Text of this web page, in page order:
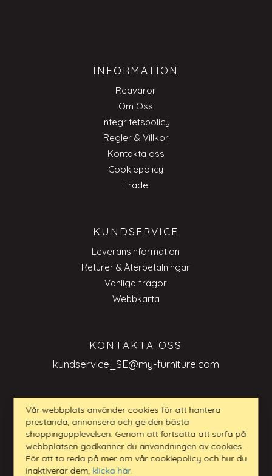
INFORMATION
Reavaror
Om Oss
Integritetspolicy
Regler & Villkor
Kontakta oss
Cookiepolicy
Trade
KUNDSERVICE
Leveransinformation
Returer & Återbetalningar
Vanliga frågor
Webbkarta
KONTAKTA OSS
kundservice_SE@my-furniture.com
FRÅGOR BUSINESS TO BUSINESS
kundservice_SE@my-furniture.com
Vår webbplats använder cookies för att hantera
prestanda, annonsera och ge den bästa
shoppingupplevelsen. Genom att fortsätta att surfa på
webbplatsen godkänner du användningen av cookies.
För att ta reda på mer om vår cookiepolicy och hur du
inaktiverar dem, klicka här.